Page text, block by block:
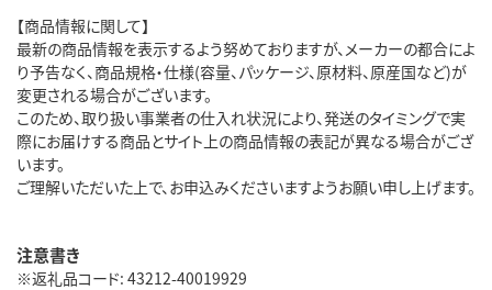
【商品情報に関して】
最新の商品情報を表示するよう努めておりますが、メーカーの都合によ
り予告なく、商品規格・仕様(容量、パッケージ、原材料、原産国など)が
変更される場合がございます。
このため、取り扱い事業者の仕入れ状況により、発送のタイミングで実
際にお届けする商品とサイト上の商品情報の表記が異なる場合がござ
います。
ご理解いただいた上で、お申込みくださいますようお願い申し上げます。
注意書き
※返礼品コード: 43212-40019929